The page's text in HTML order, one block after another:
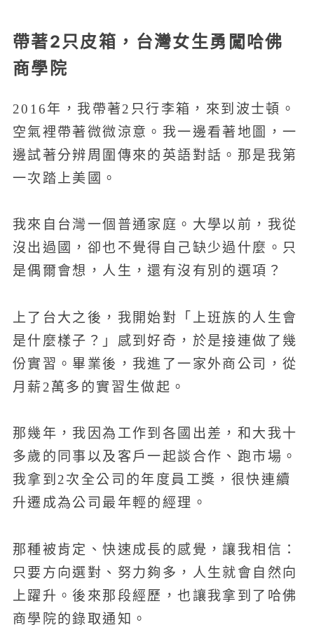
帶著2只皮箱，台灣女生勇闖哈佛
商學院
2016年，我帶著2只行李箱，來到波士頓。
空氣裡帶著微微涼意。我一邊看著地圖，一
邊試著分辨周圍傳來的英語對話。那是我第
一次踏上美國。
我來自台灣一個普通家庭。大學以前，我從
沒出過國，卻也不覺得自己缺少過什麼。只
是偶爾會想，人生，還有沒有別的選項？
上了台大之後，我開始對「上班族的人生會
是什麼樣子？」感到好奇，於是接連做了幾
份實習。畢業後，我進了一家外商公司，從
月薪2萬多的實習生做起。
那幾年，我因為工作到各國出差，和大我十
多歲的同事以及客戶一起談合作、跑市場。
我拿到2次全公司的年度員工獎，很快連續
升遷成為公司最年輕的經理。
那種被肯定、快速成長的感覺，讓我相信：
只要方向選對、努力夠多，人生就會自然向
上躍升。後來那段經歷，也讓我拿到了哈佛
商學院的錄取通知。